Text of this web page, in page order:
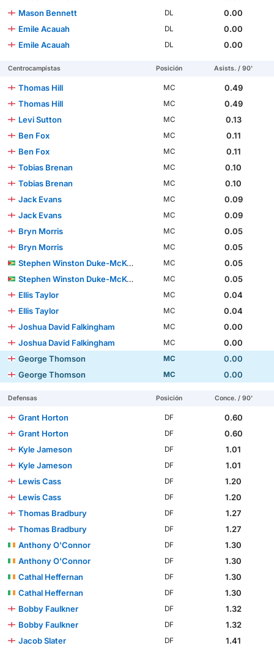
Mason Bennett
DL
0.00
Emile Acauah
DL
0.00
Emile Acauah
DL 0.00
Centrocampistas Posición Asists. / 90'
Thomas Hill MC
0.49
Thomas Hill
MC
0.49
Levi Sutton
MC
0.13
Ben Fox
MC
0.11
Ben Fox
MC
0.11
Tobias Brenan
MC
0.10
Tobias Brenan
MC
0.10
Jack Evans
MC
0.09
Jack Evans
MC
0.09
Bryn Morris
MC
0.05
Bryn Morris
MC
0.05
Stephen Winston Duke-McKenna
MC
0.05
Stephen Winston Duke-McKenna
MC
0.05
Ellis Taylor
MC
0.04
Ellis Taylor
MC
0.04
Joshua David Falkingham
MC
0.00
Joshua David Falkingham
MC
0.00
George Thomson
MC
0.00
George Thomson
MC 0.00
Defensas Posición Conce. / 90'
Grant Horton DF
0.60
Grant Horton
DF
0.60
Kyle Jameson
DF
1.01
Kyle Jameson
DF
1.01
Lewis Cass
DF
1.20
Lewis Cass
DF
1.20
Thomas Bradbury
DF
1.27
Thomas Bradbury
DF
1.27
Anthony O'Connor
DF
1.30
Anthony O'Connor
DF
1.30
Cathal Heffernan
DF
1.30
Cathal Heffernan
DF
1.30
Bobby Faulkner
DF
1.32
Bobby Faulkner
DF
1.32
Jacob Slater
DF
1.41